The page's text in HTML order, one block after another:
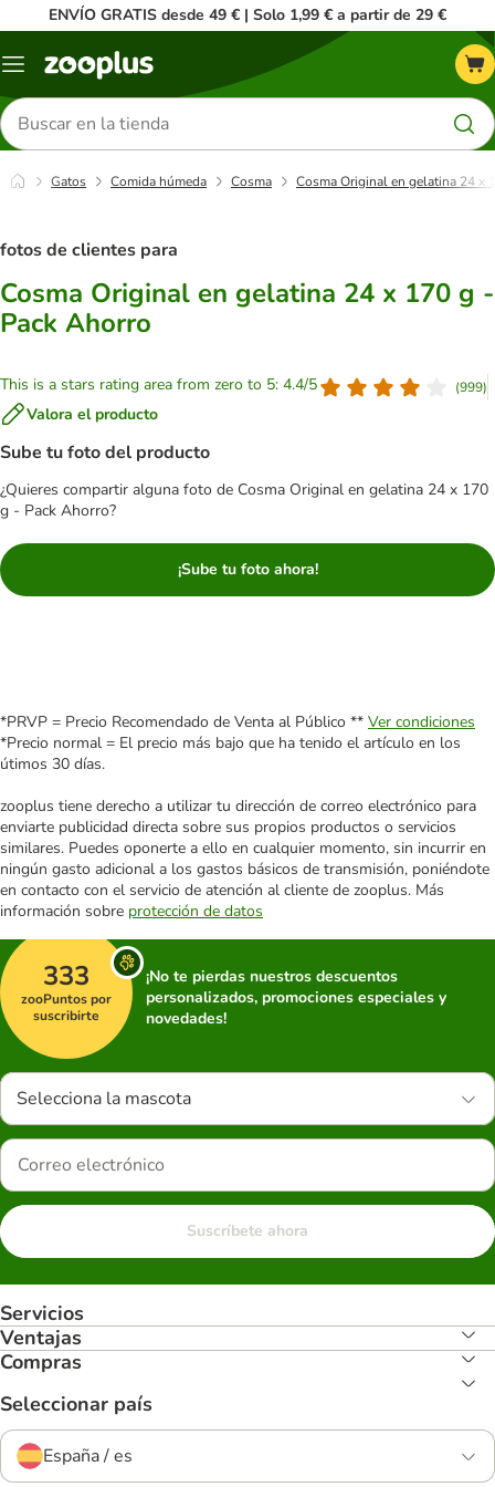
ENVÍO GRATIS desde 49 € | Solo 1,99 € a partir de 29 €
Menú
Buscar
productos
Gatos Comida húmeda Cosma Cosma Original en gelatina 24 x
fotos de clientes para
Cosma Original en gelatina 24 x 170 g -
Pack Ahorro
This is a stars rating area from zero to 5: 4.4/5 (999)
Valora el producto
Sube tu foto del producto
¿Quieres compartir alguna foto de Cosma Original en gelatina 24 x 170
g - Pack Ahorro?
¡Sube tu foto ahora!
*PRVP = Precio Recomendado de Venta al Público ** Ver condiciones
*Precio normal = El precio más bajo que ha tenido el artículo en los
útimos 30 días.
zooplus tiene derecho a utilizar tu dirección de correo electrónico para
enviarte publicidad directa sobre sus propios productos o servicios
similares. Puedes oponerte a ello en cualquier momento, sin incurrir en
ningún gasto adicional a los gastos básicos de transmisión, poniéndote
en contacto con el servicio de atención al cliente de zooplus. Más
información sobre protección de datos
333
zooPuntos por
suscribirte
¡No te pierdas nuestros descuentos
personalizados, promociones especiales y
novedades!
Selecciona la mascota
Suscríbete ahora
Servicios
Ventajas
Compras
Seleccionar país
España / es